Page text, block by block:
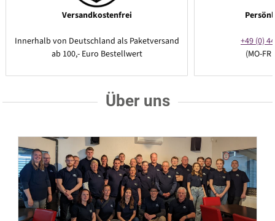
Versandkostenfrei
Innerhalb von Deutschland als Paketversand
ab 100,- Euro Bestellwert
+49 (0)
(MO-
Über uns